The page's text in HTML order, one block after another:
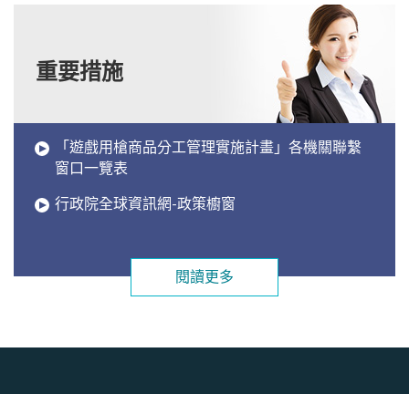
重要措施
「遊戲用槍商品分工管理實施計畫」各機關聯繫
窗口一覽表
行政院全球資訊網-政策櫥窗
閱讀更多